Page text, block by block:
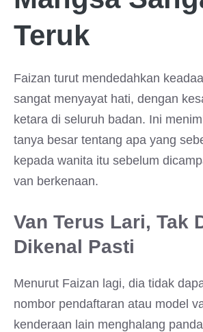
Teruk
Faizan turut mendedahkan
sangat menyayat hati, dengan
ketara di seluruh badan. Ini
tanya besar tentang apa yang
kepada wanita itu sebelum
van berkenaan.
Van Terus Lari, Tak
Dikenal Pasti
Menurut Faizan lagi, dia tidak
nombor pendaftaran atau model
kenderaan lain menghalang